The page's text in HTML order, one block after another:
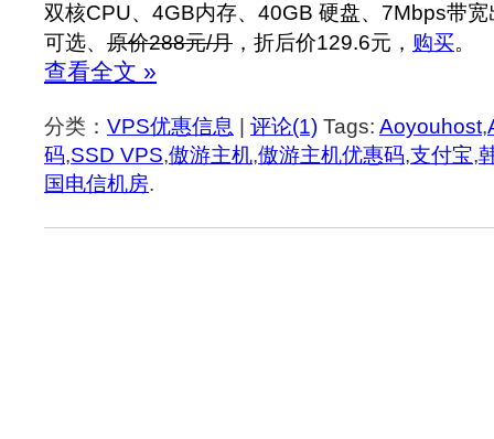
双核CPU、4GB内存、40GB 硬盘、7Mbps带
可选、 原价288元/月 ，折后价129.6元， 购买。
查看全文 »
分类： VPS优惠信息 | 评论(1) Tags: Aoyouhost,
码,SSD VPS,傲游主机,傲游主机优惠码,支付宝,
国电信机房.